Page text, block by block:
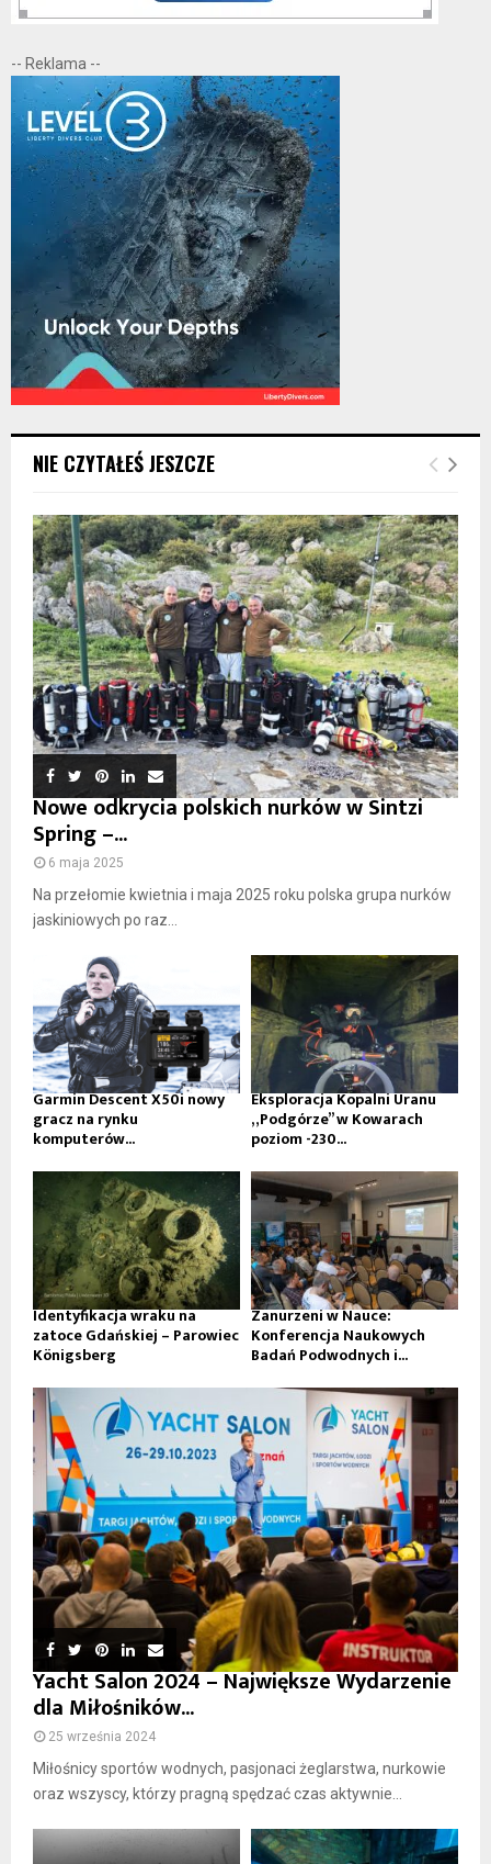
-- Reklama --
NIE CZYTAŁEŚ JESZCZE
Nowe odkrycia polskich nurków w Sintzi
Spring –...
6 maja 2025
Na przełomie kwietnia i maja 2025 roku polska grupa nurków
jaskiniowych po raz...
Garmin Descent X50i nowy
gracz na rynku
komputerów...
Eksploracja Kopalni Uranu
„Podgórze” w Kowarach
poziom -230...
Identyfikacja wraku na
zatoce Gdańskiej – Parowiec
Königsberg
Zanurzeni w Nauce:
Konferencja Naukowych
Badań Podwodnych i...
Yacht Salon 2024 – Największe Wydarzenie
dla Miłośników...
25 września 2024
Miłośnicy sportów wodnych, pasjonaci żeglarstwa, nurkowie
oraz wszyscy, którzy pragną spędzać czas aktywnie...